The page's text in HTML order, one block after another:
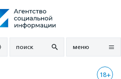
поиск меню
18+